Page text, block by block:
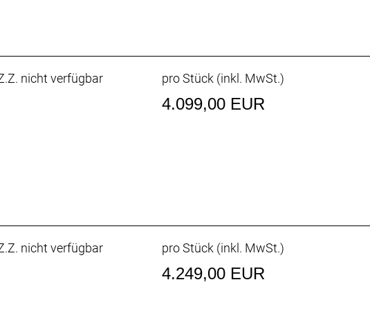
Mini Remote
4 Ampere
nicht verfügbar pro Stück (inkl. MwSt.)
4.099,00 EUR
nicht verfügbar pro Stück (inkl. MwSt.)
4.249,00 EUR